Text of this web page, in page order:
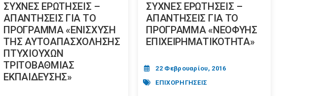
ΣΥΧΝΕΣ ΕΡΩΤΗΣΕΙΣ –
ΑΠΑΝΤΗΣΕΙΣ ΓΙΑ ΤΟ
ΠΡΟΓΡΑΜΜΑ «ΕΝΙΣΧΥΣΗ
ΤΗΣ ΑΥΤΟΑΠΑΣΧΟΛΗΣΗΣ
ΠΤΥΧΙΟΥΧΩΝ
ΤΡΙΤΟΒΑΘΜΙΑΣ
ΕΚΠΑΙΔΕΥΣΗΣ»
ΣΥΧΝΕΣ ΕΡΩΤΗΣΕΙΣ –
ΑΠΑΝΤΗΣΕΙΣ ΓΙΑ ΤΟ
ΠΡΟΓΡΑΜΜΑ «ΝΕΟΦΥΗΣ
ΕΠΙΧΕΙΡΗΜΑΤΙΚΟΤΗΤΑ»
22 Φεβρουαρίου, 2016
ΕΠΙΧΟΡΗΓΗΣΕΙΣ